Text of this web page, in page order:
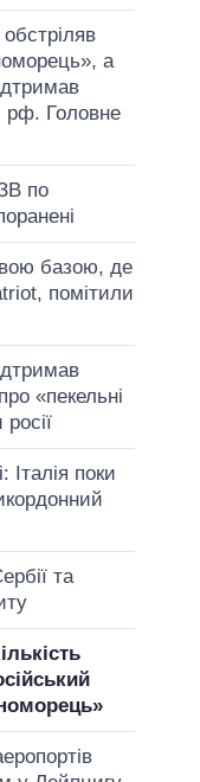
а
рф. Головне
по
базою, де
помітили
«пекельні
Італія поки
та